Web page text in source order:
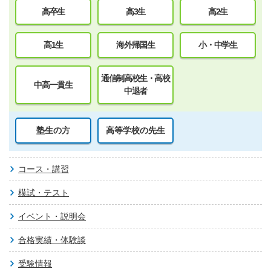
高卒生 高3生 高2生
高1生 海外帰国生 小・中学生
中高一貫生
通信制高校生・高校
中退者
塾生の方 高等学校の先生
コース・講習
模試・テスト
イベント・説明会
合格実績・体験談
受験情報